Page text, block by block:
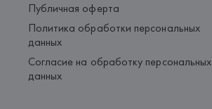
Публичная оферта
Политика обработки персональных
данных
Согласие на обработку персональных
данных